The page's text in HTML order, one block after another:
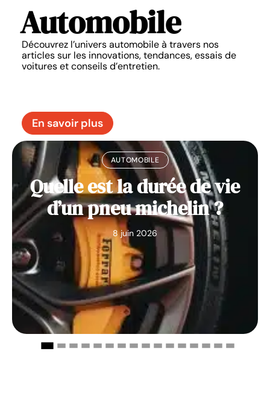
AUTOMOBILE
Quelle est la durée de vie
d’un pneu michelin ?
8 juin 2026
Automobile
Découvrez l’univers automobile à travers nos
articles sur les innovations, tendances, essais de
voitures et conseils d’entretien.
En savoir plus